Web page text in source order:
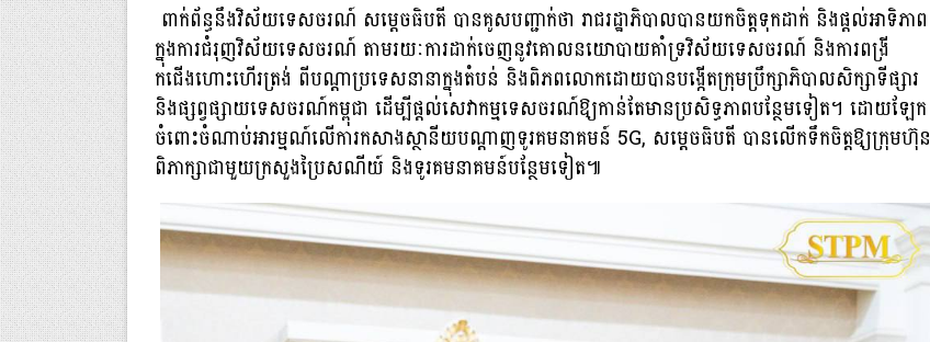
ពាក់ព័ន្ធនឹងវិស័យទេសចរណ៍ សម្តេចធិបតី បានគូសបញ្ជាក់ថា រាជរដ្ឋាភិបាលបានយកចិត្តទុកដាក់ និងផ្តល់អាទិភាព
ក្នុងការជំរុញវិស័យទេសចរណ៍ តាមរយៈការដាក់ចេញនូវគោលនយោបាយគាំទ្រវិស័យទេសចរណ៍ និងការពង្រី
កជើងហោះហើរត្រង់ ពីបណ្តាប្រទេសនានាក្នុងតំបន់ និងពិភពលោកដោយបានបង្កើតក្រុមប្រឹក្សាភិបាលសិក្សាទីផ្សារ
និងផ្សព្វផ្សាយទេសចរណ៍កម្ពុជា ដើម្បីផ្តល់សេវាកម្មទេសចរណ៍ឱ្យកាន់តែមានប្រសិទ្ធភាពបន្ថែមទៀត។ ដោយឡែក
ចំពោះចំណាប់អារម្មណ៍លើការកសាងស្ថានីយបណ្តាញទូរគមនាគមន៍ 5G, សម្តេចធិបតី បានលើកទឹកចិត្តឱ្យក្រុមហ៊ុន
ពិភាក្សាជាមួយក្រសួងប្រៃសណីយ៍ និងទូរគមនាគមន៍បន្ថែមទៀត៕